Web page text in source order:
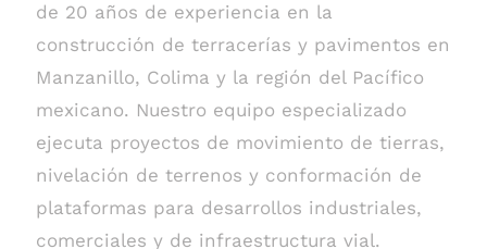
de 20 años de experiencia en la
construcción de terracerías y pavimentos en
Manzanillo, Colima y la región del Pacífico
mexicano. Nuestro equipo especializado
ejecuta proyectos de movimiento de tierras,
nivelación de terrenos y conformación de
plataformas para desarrollos industriales,
comerciales y de infraestructura vial.